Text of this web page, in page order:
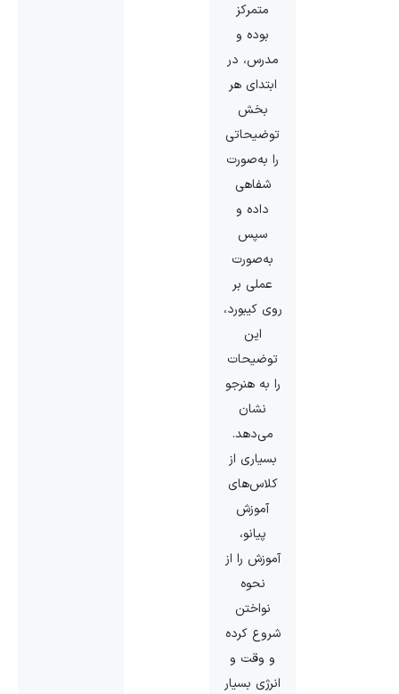
متمرکز
بوده و
مدرس، در
ابتدای هر
بخش
توضیحاتی
را به‌صورت
شفاهی‌
داده و
سپس
به‌صورت
عملی بر
روی کیبورد،
این
توضیحات
را به هنرجو
نشان
می‌دهد.
بسیاری از
کلاس‌های
آموزش
پیانو،
آموزش را از
نحوه
نواختن
شروع کرده
و وقت و
انرژی بسیار